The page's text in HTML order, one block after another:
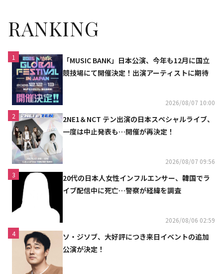
RANKING
1
「MUSIC BANK」日本公演、今年も12月に国立
競技場にて開催決定！出演アーティストに期待
2026/08/07 10:00
2
2NE1＆NCT テン出演の日本スペシャルライブ、
一度は中止発表も…開催が再決定！
2026/08/07 09:56
3
20代の日本人女性インフルエンサー、韓国でラ
イブ配信中に死亡…警察が経緯を調査
2026/08/06 02:59
4
ソ・ジソブ、大好評につき来日イベントの追加
公演が決定！